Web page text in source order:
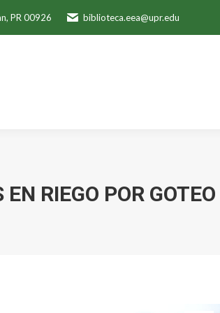
PR 00926 biblioteca.eea@upr.edu
RIEGO POR GOTEO